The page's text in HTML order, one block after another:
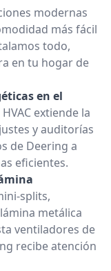
modernas
más fácil
todo,
en tu hogar de
en el
extiende la
y auditorías
de Deering a
eficientes.
splits,
metálica
ventiladores de
recibe atención